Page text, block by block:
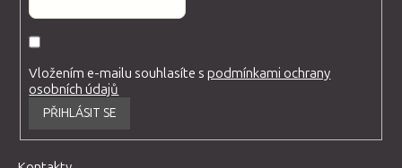
Vložením e-mailu souhlasíte spodmínkami ochrany
osobních údajů
PŘIHLÁSIT SE